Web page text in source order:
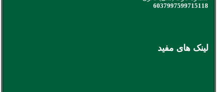
6037997599715118
لینک های مفید